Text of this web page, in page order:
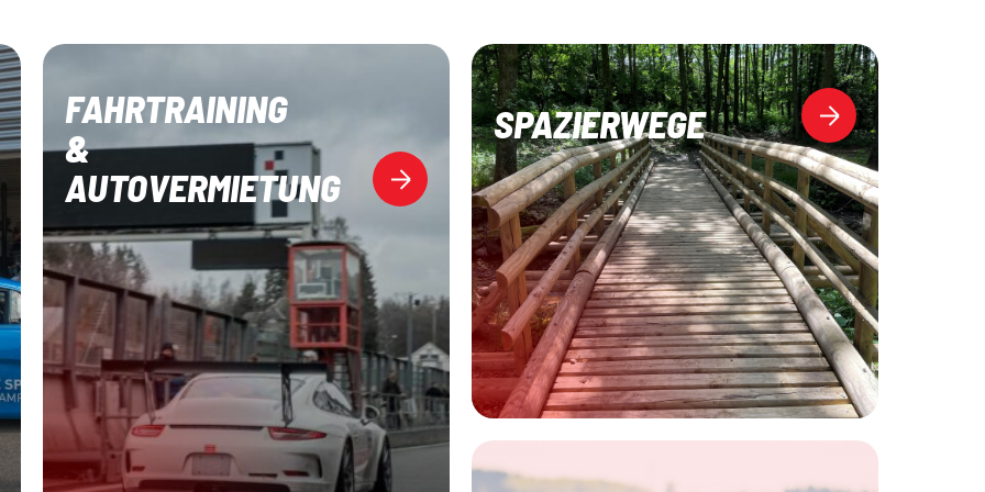
FAHRTRAINING
&
AUTOVERMIETUNG
SPAZIERWEGE